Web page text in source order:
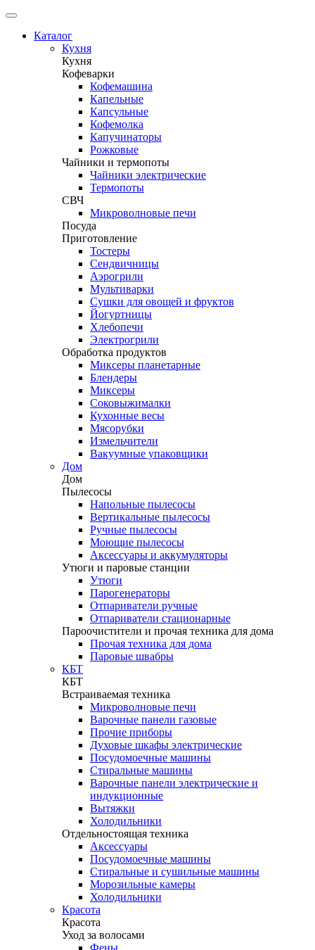
Каталог
Кухня
Кухня
Кофеварки
Кофемашина
Капельные
Капсульные
Кофемолка
Капучинаторы
Рожковые
Чайники и термопоты
Чайники электрические
Термопоты
СВЧ
Микроволновые печи
Посуда
Приготовление
Тостеры
Сендвичницы
Аэрогрили
Мультиварки
Сушки для овощей и фруктов
Йогуртницы
Хлебопечи
Электрогрили
Обработка продуктов
Миксеры планетарные
Блендеры
Миксеры
Соковыжималки
Кухонные весы
Мясорубки
Измельчители
Вакуумные упаковщики
Дом
Дом
Пылесосы
Напольные пылесосы
Вертикальные пылесосы
Ручные пылесосы
Моющие пылесосы
Аксессуары и аккумуляторы
Утюги и паровые станции
Утюги
Парогенераторы
Отпариватели ручные
Отпариватели стационарные
Пароочистители и прочая техника для дома
Прочая техника для дома
Паровые швабры
КБТ
КБТ
Встраиваемая техника
Микроволновые печи
Варочные панели газовые
Прочие приборы
Духовые шкафы электрические
Посудомоечные машины
Стиральные машины
Варочные панели электрические и
индукционные
Вытяжки
Холодильники
Отдельностоящая техника
Аксессуары
Посудомоечные машины
Стиральные и сушильные машины
Морозильные камеры
Холодильники
Красота
Красота
Уход за волосами
Фены